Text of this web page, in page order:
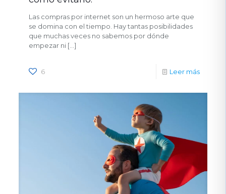
Las compras por internet son un hermoso arte que
se domina con el tiempo. Hay tantas posibilidades
que muchas veces no sabemos por dónde
empezar ni[…]
6 Leer más